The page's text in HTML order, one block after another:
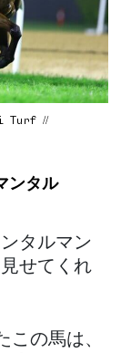
Turf //
ンタル
タルマン
せてくれ
この馬は、